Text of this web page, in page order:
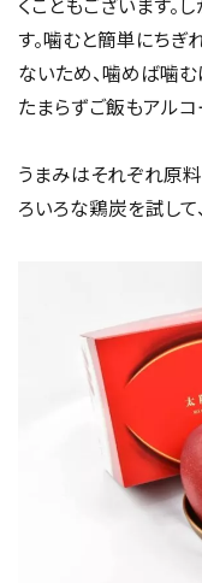
す。噛むと簡単にちぎ
ないため、噛めば噛
たまらずご飯もアルコ
うまみはそれぞれ原
ろいろな鶏炭を試して